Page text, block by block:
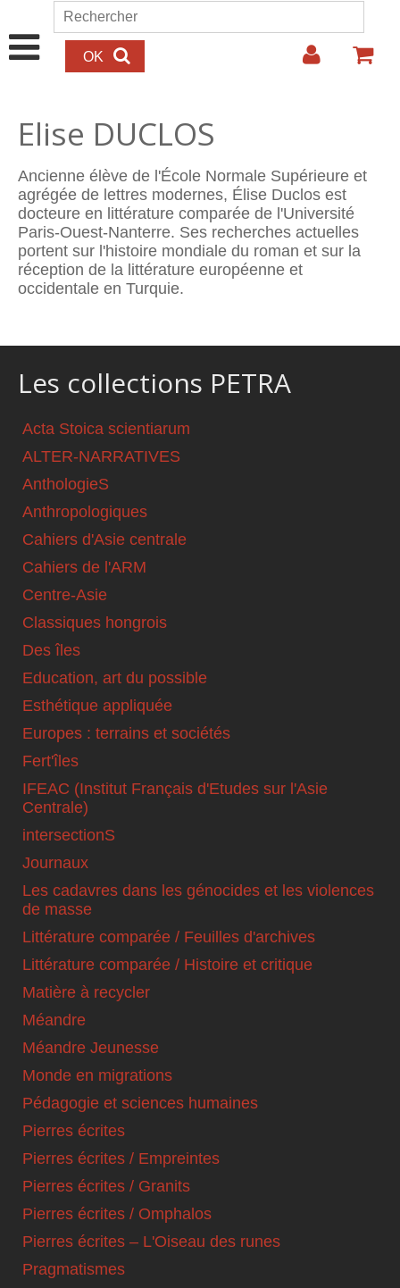
Aller au contenu principal
Formulaire de recherche
Rechercher
Elise DUCLOS
Ancienne élève de l'École Normale Supérieure et
agrégée de lettres modernes, Élise Duclos est
docteure en littérature comparée de l'Université
Paris-Ouest-Nanterre. Ses recherches actuelles
portent sur l'histoire mondiale du roman et sur la
réception de la littérature européenne et
occidentale en Turquie.
Les collections PETRA
Acta Stoica scientiarum
ALTER-NARRATIVES
AnthologieS
Anthropologiques
Cahiers d'Asie centrale
Cahiers de l'ARM
Centre-Asie
Classiques hongrois
Des îles
Education, art du possible
Esthétique appliquée
Europes : terrains et sociétés
Fert'îles
IFEAC (Institut Français d'Etudes sur l'Asie
Centrale)
intersectionS
Journaux
Les cadavres dans les génocides et les violences
de masse
Littérature comparée / Feuilles d'archives
Littérature comparée / Histoire et critique
Matière à recycler
Méandre
Méandre Jeunesse
Monde en migrations
Pédagogie et sciences humaines
Pierres écrites
Pierres écrites / Empreintes
Pierres écrites / Granits
Pierres écrites / Omphalos
Pierres écrites – L'Oiseau des runes
Pragmatismes